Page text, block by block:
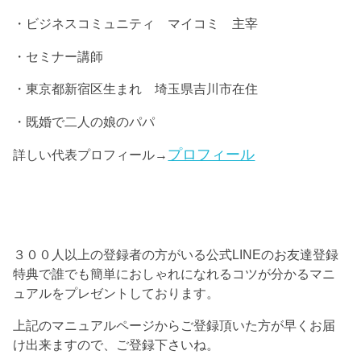
・ビジネスコミュニティ マイコミ 主宰
・セミナー講師
・東京都新宿区生まれ 埼玉県吉川市在住
・既婚で二人の娘のパパ
詳しい代表プロフィール→ プロフィール
３００人以上の登録者の方がいる公式LINEのお友達登録
特典で誰でも簡単におしゃれになれるコツが分かるマニ
ュアルをプレゼントしております。
上記のマニュアルページからご登録頂いた方が早くお届
け出来ますので、ご登録下さいね。